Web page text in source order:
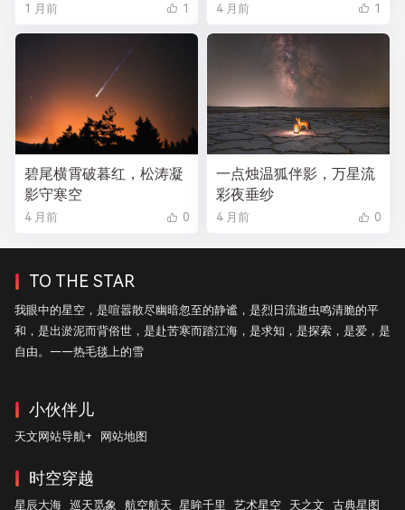
1 月前 1 4 月前 1
碧尾横霄破暮红，松涛凝
影守寒空
4 月前 0
一点烛温狐伴影，万星流
彩夜垂纱
4 月前 0
TO THE STAR
我眼中的星空，是喧嚣散尽幽暗忽至的静谧，是烈日流逝虫鸣清脆的平
和，是出淤泥而背俗世，是赴苦寒而踏江海，是求知，是探索，是爱，是
自由。——热毛毯上的雪
小伙伴儿
天文网站导航+ 网站地图
时空穿越
星辰大海 巡天觅象 航空航天 星眸千里 艺术星空 天之文 古典星图